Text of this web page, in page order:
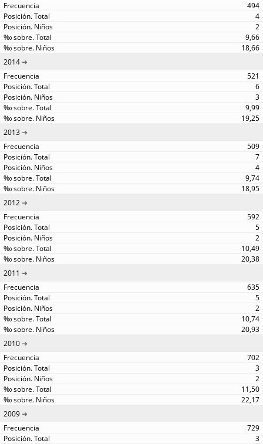
494
4
2
9,66
18,66
2014
521
6
3
9,99
19,25
2013
509
7
4
9,74
18,95
2012
592
5
2
10,49
20,38
2011
635
5
2
10,74
20,93
2010
702
3
2
11,50
22,17
2009
729
3